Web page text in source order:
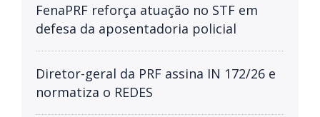
FenaPRF reforça atuação no STF em
defesa da aposentadoria policial
Diretor-geral da PRF assina IN 172/26 e
normatiza o REDES